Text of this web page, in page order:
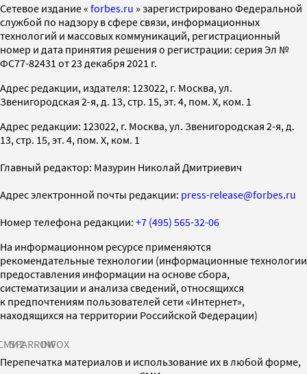
Cетевое издание « forbes.ru » зарегистрировано Федеральной
службой по надзору в сфере связи, информационных
технологий и массовых коммуникаций, регистрационный
номер и дата принятия решения о регистрации: серия Эл №
ФС77-82431 от 23 декабря 2021 г.
Адрес редакции, издателя: 123022, г. Москва, ул.
Звенигородская 2-я, д. 13, стр. 15, эт. 4, пом. X, ком. 1
Адрес редакции: 123022, г. Москва, ул. Звенигородская 2-я, д.
13, стр. 15, эт. 4, пом. X, ком. 1
Главный редактор: Мазурин Николай Дмитриевич
Адрес электронной почты редакции: press-release@forbes.ru
Номер телефона редакции: +7 (495) 565-32-06
На информационном ресурсе применяются
рекомендательные технологии (информационные технологии
предоставления информации на основе сбора,
систематизации и анализа сведений, относящихся
к предпочтениям пользователей сети «Интернет»,
находящихся на территории Российской Федерации)
SPARROWINFOX
Перепечатка материалов и использование их в любой форме,